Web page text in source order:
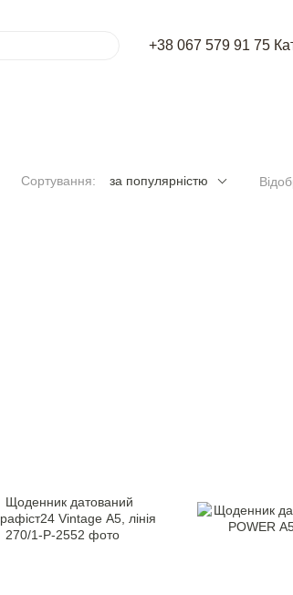
+38 067 579 91 75
Сортування: за популярністю